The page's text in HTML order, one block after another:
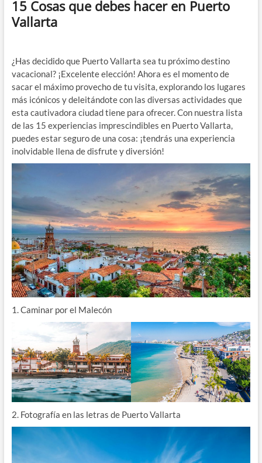
15 Cosas que debes hacer en Puerto
Vallarta
¿Has decidido que Puerto Vallarta sea tu próximo destino
vacacional? ¡Excelente elección! Ahora es el momento de
sacar el máximo provecho de tu visita, explorando los lugares
más icónicos y deleitándote con las diversas actividades que
esta cautivadora ciudad tiene para ofrecer. Con nuestra lista
de las 15 experiencias imprescindibles en Puerto Vallarta,
puedes estar seguro de una cosa: ¡tendrás una experiencia
inolvidable llena de disfrute y diversión!
1. Caminar por el Malecón
2. Fotografía en las letras de Puerto Vallarta